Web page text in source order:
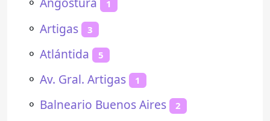
1
⚬ Artigas 3
⚬ Atlántida 5
⚬ Av. Gral. Artigas 1
⚬ Balneario Buenos Aires 2